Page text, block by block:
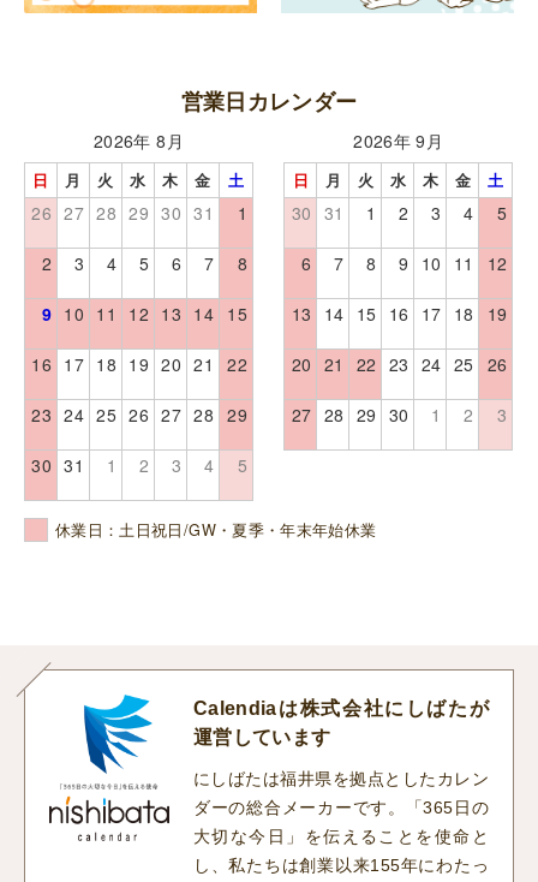
営業日カレンダー
2026年 8月
日 月 火 水 木 金 土
26 27 28 29 30 31 1
2 3 4 5 6 7 8
9 10 11 12 13 14 15
16 17 18 19 20 21 22
23 24 25 26 27 28 29
30 31 1 2 3 4 5
2026年 9月
日 月 火 水 木 金 土
30 31 1 2 3 4 5
6 7 8 9 10 11 12
13 14 15 16 17 18 19
20 21 22 23 24 25 26
27 28 29 30 1 2 3
休業日：土日祝日/GW・夏季・年末年始休業
Calendiaは株式会社にしばたが
運営しています
にしばたは福井県を拠点としたカレン
ダーの総合メーカーです。「365日の
大切な今日」を伝えることを使命と
し、私たちは創業以来155年にわたっ